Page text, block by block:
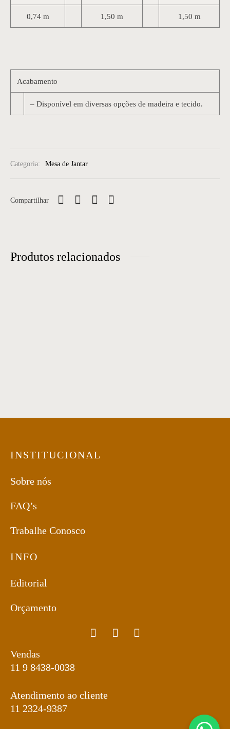
0,74 m 1,50 m 1,50 m
Acabamento
– Disponível em diversas opções de madeira e tecido.
Categoria: Mesa de Jantar
Compartilhar
Produtos relacionados
INSTITUCIONAL
Sobre nós
FAQ’s
Trabalhe Conosco
INFO
Editorial
Orçamento
Vendas
11 9 8438-0038
Atendimento ao cliente
11 2324-9387